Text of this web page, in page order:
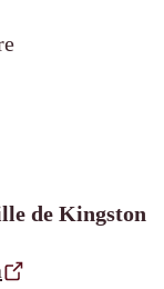
de Kingston